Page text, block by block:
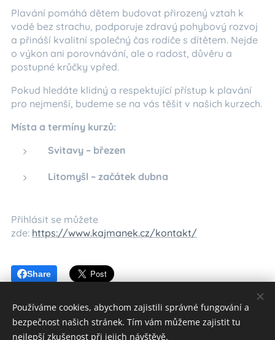
Plavání pomáhá dětem budovat přirozený vztah k
vodě bez strachu, podporuje zdravý pohybový rozvoj
a přináší kvalitní společný čas rodiče s dítětem. Nejde
o výkon ani porovnávání, ale o radost, důvěru a
postupné krůčky vpřed.
Pokud hledáte klidný a respektující přístup k plavání
pro nejmenší, budeme se na vás těšit v našich kurzech.
Místa a termíny kurzů:
Svitavy – březen
Litomyšl – začátek dubna
Přihlásit se můžete
zde: https://www.kajmanek.cz/kontakt/
Share
Používáme cookies, abychom zajistili správné fungování a
bezpečnost našich stránek. Tím vám můžeme zajistit tu
nejlepší zkušenost při jejich návštěvě.